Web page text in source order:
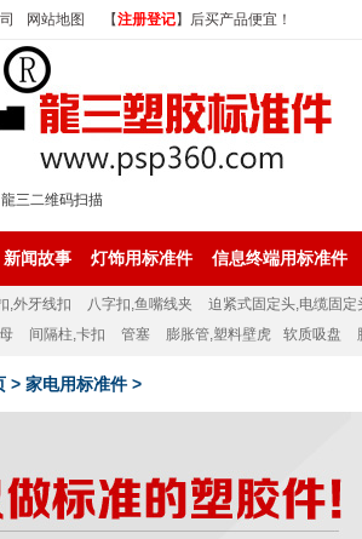
网站地图 【注册登记】后买产品便宜！
龍三二维码扫描
新闻故事 灯饰用标准件 信息终端用标准件
,外牙线扣 八字扣,鱼嘴线夹 迫紧式固定头,电缆固定
间隔柱,卡扣 管塞 膨胀管,塑料壁虎 软质吸盘
> 家电用标准件>